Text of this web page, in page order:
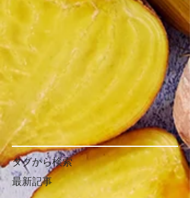
タグから検索
最新記事